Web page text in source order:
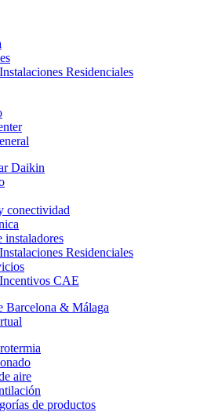
Residenciales
Daikin
conectividad
instaladores
Residenciales
CAE
Barcelona & Málaga
aire
de productos